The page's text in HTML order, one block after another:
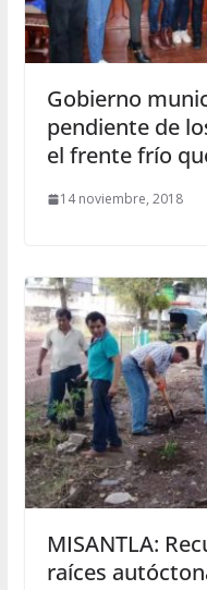
Gobierno
pendiente de
el frente frío
14 noviembre, 2018
MISANTLA:
raíces